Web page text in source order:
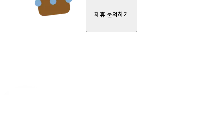
제휴 문의하기